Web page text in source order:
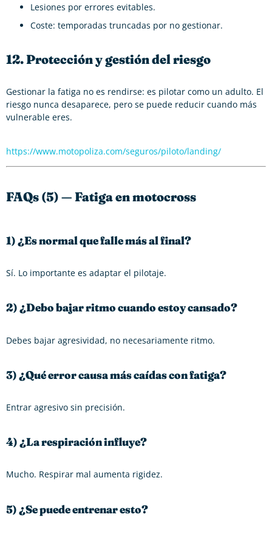
Lesiones por errores evitables.
Coste: temporadas truncadas por no gestionar.
12. Protección y gestión del riesgo
Gestionar la fatiga no es rendirse: es pilotar como un adulto. El
riesgo nunca desaparece, pero se puede reducir cuando más
vulnerable eres.
https://www.motopoliza.com/seguros/piloto/landing/
FAQs (5) — Fatiga en motocross
1) ¿Es normal que falle más al final?
Sí. Lo importante es adaptar el pilotaje.
2) ¿Debo bajar ritmo cuando estoy cansado?
Debes bajar agresividad, no necesariamente ritmo.
3) ¿Qué error causa más caídas con fatiga?
Entrar agresivo sin precisión.
4) ¿La respiración influye?
Mucho. Respirar mal aumenta rigidez.
5) ¿Se puede entrenar esto?